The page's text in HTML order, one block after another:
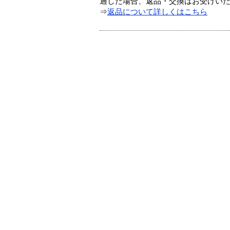
⇒返品について詳しくはこちら